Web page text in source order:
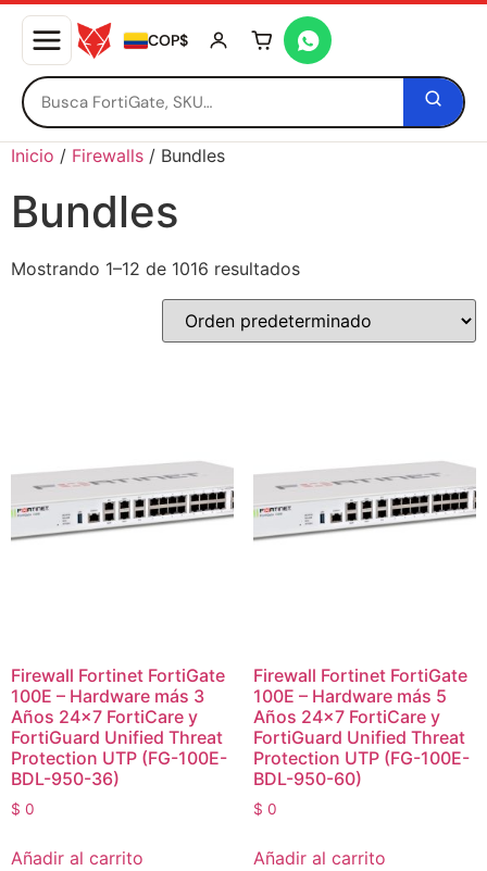
COP$ Tu carrito está vacío
Inicio / Firewalls / Bundles
Bundles
Mostrando 1–12 de 1016 resultados
Firewall Fortinet FortiGate
100E – Hardware más 3
Años 24×7 FortiCare y
FortiGuard Unified Threat
Protection UTP (FG-100E-
BDL-950-36)
$ 0
Añadir al carrito
Firewall Fortinet FortiGate
100E – Hardware más 5
Años 24×7 FortiCare y
FortiGuard Unified Threat
Protection UTP (FG-100E-
BDL-950-60)
$ 0
Añadir al carrito